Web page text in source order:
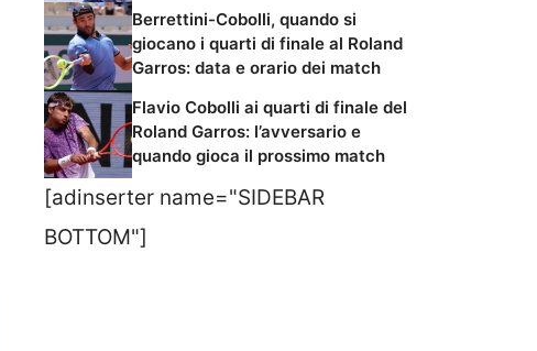
Berrettini-Cobolli, quando si
giocano i quarti di finale al Roland
Garros: data e orario dei match
Flavio Cobolli ai quarti di finale del
Roland Garros: l’avversario e
quando gioca il prossimo match
[adinserter name="SIDEBAR
BOTTOM"]